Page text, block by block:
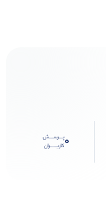
0پـــرســـش
کاربـــــران